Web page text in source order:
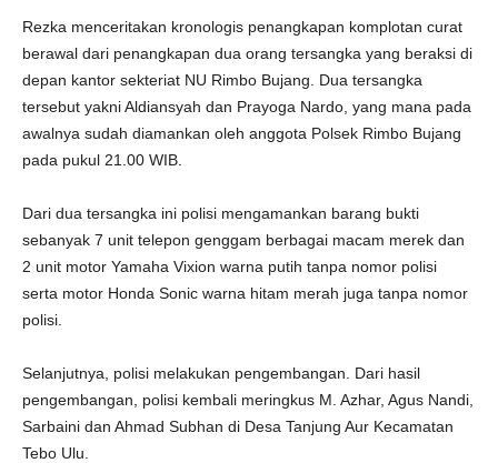
Rezka menceritakan kronologis penangkapan komplotan curat
berawal dari penangkapan dua orang tersangka yang beraksi di
depan kantor sekteriat NU Rimbo Bujang. Dua tersangka
tersebut yakni Aldiansyah dan Prayoga Nardo, yang mana pada
awalnya sudah diamankan oleh anggota Polsek Rimbo Bujang
pada pukul 21.00 WIB.
Dari dua tersangka ini polisi mengamankan barang bukti
sebanyak 7 unit telepon genggam berbagai macam merek dan
2 unit motor Yamaha Vixion warna putih tanpa nomor polisi
serta motor Honda Sonic warna hitam merah juga tanpa nomor
polisi.
Selanjutnya, polisi melakukan pengembangan. Dari hasil
pengembangan, polisi kembali meringkus M. Azhar, Agus Nandi,
Sarbaini dan Ahmad Subhan di Desa Tanjung Aur Kecamatan
Tebo Ulu.